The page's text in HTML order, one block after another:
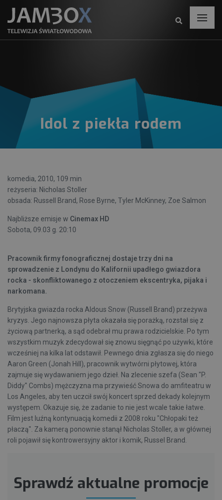
Idol z piekła rodem
komedia, 2010, 109 min
reżyseria: Nicholas Stoller
obsada: Russell Brand, Rose Byrne, Tyler McKinney, Zoe Salmon
Najbliższe emisje w Cinemax HD
Sobota, 09.03 g. 20:10
Pracownik firmy fonograficznej dostaje trzy dni na
sprowadzenie z Londynu do Kalifornii upadłego gwiazdora
rocka - skonfliktowanego z otoczeniem ekscentryka, pijaka i
narkomana.
Brytyjska gwiazda rocka Aldous Snow (Russell Brand) przeżywa
kryzys. Jego najnowsza płyta okazała się porażką, rozstał się z
życiową partnerką, a sąd odebrał mu prawa rodzicielskie. Po tym
wszystkim muzyk zdecydował się znowu sięgnąć po używki, które
wcześniej na kilka lat odstawił. Pewnego dnia zgłasza się do niego
Aaron Green (Jonah Hill), pracownik wytwórni płytowej, która
zajmuje się wydawaniem jego dzieł. Na zlecenie szefa (Sean "P.
Diddy" Combs) mężczyzna ma przywieść Snowa do amfiteatru w
Los Angeles, aby ten uczcił swój koncert sprzed dekady kolejnym
występem. Okazuje się, że zadanie to nie jest wcale takie łatwe.
Film jest luźną kontynuacją komedii z 2008 roku "Chłopaki też
płaczą". Za kamerą ponownie stanął Nicholas Stoller, a w głównej
roli pojawił się kontrowersyjny aktor i komik, Russel Brand.
Sprawdź aktualne promocje